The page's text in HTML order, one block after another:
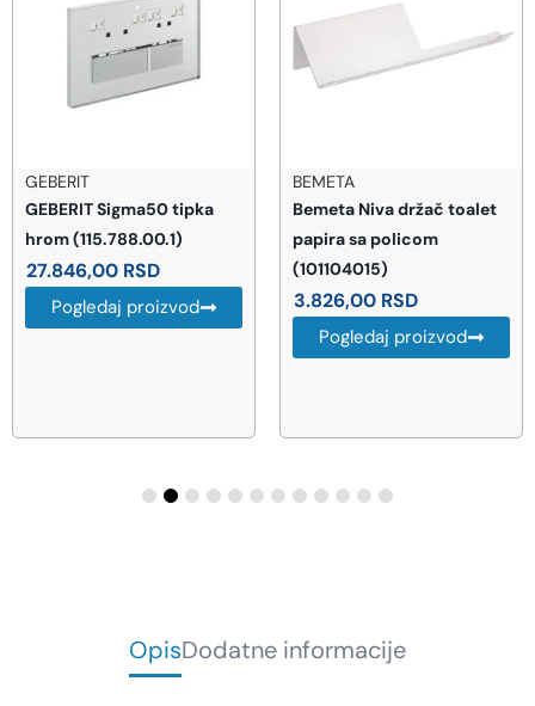
GEBERIT
GEBERIT Sigma50 tipka
hrom (115.788.00.1)
27.846,00 RSD
Pogledaj proizvod
BEMETA
Bemeta Niva držač toalet
papira sa policom
(101104015)
3.826,00 RSD
Pogledaj proizvod
OpisDodatne informacije